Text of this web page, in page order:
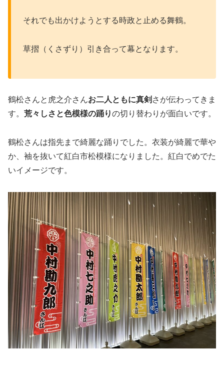
それでも出かけようとする時政と止める舞鶴。
草摺（くさずり） 引き合って幕となります。
鶴松さんと虎之介さんお二人ともに真剣 さが伝わってきま
す。 荒々しさと色模様の踊りの切り替わりが面白いです。
鶴松さんは指先まで綺麗な踊りでした。衣装が綺麗で華や
か、袖を抜いて紅白市松模様になりました。紅白でめでた
いイメージです。